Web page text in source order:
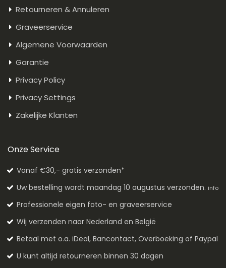
Retourneren & Annuleren
Graveerservice
Algemene Voorwaarden
Garantie
Privacy Policy
Privacy Settings
Zakelijke Klanten
Onze Service
Vanaf €30,- gratis verzonden*
Uw bestelling wordt maandag 10 augustus verzonden. info
Professionele eigen foto- en graveerservice
Wij verzenden naar Nederland en België
Betaal met o.a. iDeal, Bancontact, Overboeking of Paypal
U kunt altijd retourneren binnen 30 dagen